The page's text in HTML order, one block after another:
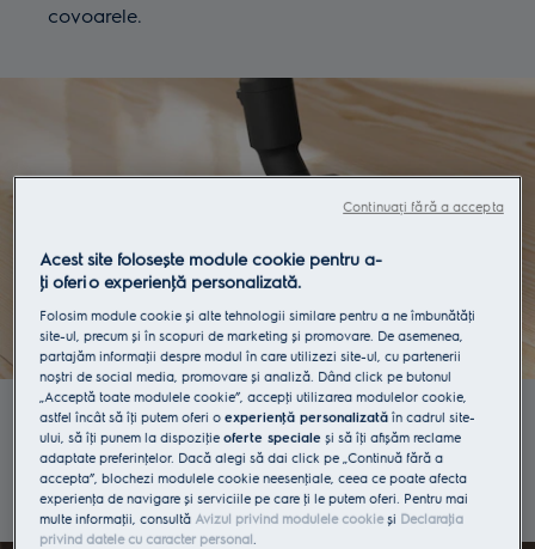
covoarele.
Mop PowerPro
Îndepărtează eficient lichidele și murdăria
persistentă cu ajutorul lavetelor sale rotative.
Acest site folosește module cookie pentru a-
ţi oferi o experienţă personalizată.
Folosim module cookie și alte tehnologii similare pentru a ne îmbunătăţi
site-ul, precum și în scopuri de marketing și promovare. De asemenea,
partajăm informaţii despre modul în care utilizezi site-ul, cu partenerii
noștri de social media, promovare și analiză. Dând click pe butonul
„Acceptă toate modulele cookie”, accepţi utilizarea modulelor cookie,
astfel încât să îţi putem oferi oexperienţă personalizatăîn cadrul site-
ului, să îţi punem la dispoziţieoferte speciale și să îţi afișăm reclame
adaptate preferinţelor. Dacă alegi să dai click pe „Continuă fără a
accepta”, blochezi modulele cookie neesenţiale, ceea ce poate afecta
experienţa de navigare și serviciile pe care ţi le putem oferi. Pentru mai
multe informaţii, consultă Avizul privind modulele cookieși Declaraţia
privind datele cu caracter personal.
Continuați fără a accepta